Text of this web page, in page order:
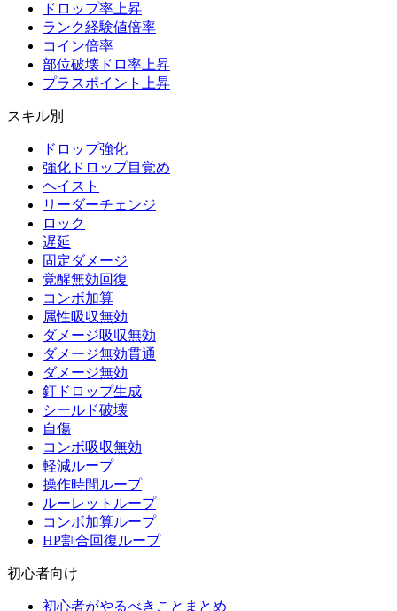
ドロップ率上昇
ランク経験値倍率
コイン倍率
部位破壊ドロ率上昇
プラスポイント上昇
スキル別
ドロップ強化
強化ドロップ目覚め
ヘイスト
リーダーチェンジ
ロック
遅延
固定ダメージ
覚醒無効回復
コンボ加算
属性吸収無効
ダメージ吸収無効
ダメージ無効貫通
ダメージ無効
釘ドロップ生成
シールド破壊
自傷
コンボ吸収無効
軽減ループ
操作時間ループ
ルーレットループ
コンボ加算ループ
HP割合回復ループ
初心者向け
初心者がやるべきことまとめ